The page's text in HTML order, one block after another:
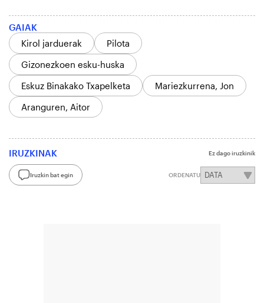
GAIAK
Kirol jarduerak
Pilota
Gizonezkoen esku-huska
Eskuz Binakako Txapelketa
Mariezkurrena, Jon
Aranguren, Aitor
IRUZKINAK Ez dago iruzkinik
Iruzkin bat egin ORDENATU